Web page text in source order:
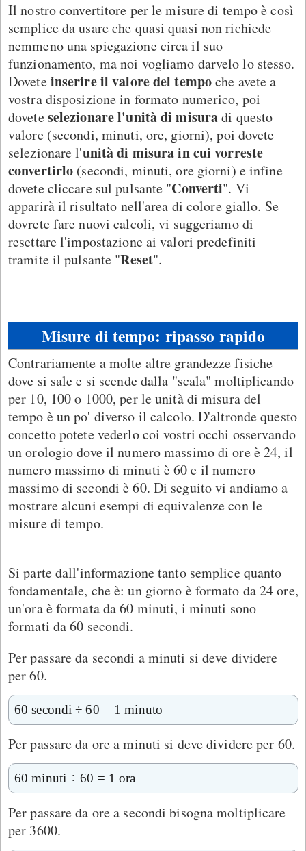
Il nostro convertitore per le misure di tempo è così
semplice da usare che quasi quasi non richiede
nemmeno una spiegazione circa il suo
funzionamento, ma noi vogliamo darvelo lo stesso.
Doveteinserire il valore del tempoche avete a
vostra disposizione in formato numerico, poi
doveteselezionare l'unità di misuradi questo
valore (secondi, minuti, ore, giorni), poi dovete
selezionare l'unità di misura in cui vorreste
convertirlo (secondi, minuti, ore giorni) e infine
dovete cliccare sul pulsante "Converti". Vi
apparirà il risultato nell'area di colore giallo. Se
dovrete fare nuovi calcoli, vi suggeriamo di
resettare l'impostazione ai valori predefiniti
tramite il pulsante "Reset".
Misure di tempo: ripasso rapido
Contrariamente a molte altre grandezze fisiche
dove si sale e si scende dalla "scala" moltiplicando
per 10, 100 o 1000, per le unità di misura del
tempo è un po' diverso il calcolo. D'altronde questo
concetto potete vederlo coi vostri occhi osservando
un orologio dove il numero massimo di ore è 24, il
numero massimo di minuti è 60 e il numero
massimo di secondi è 60. Di seguito vi andiamo a
mostrare alcuni esempi di equivalenze con le
misure di tempo.
Si parte dall'informazione tanto semplice quanto
fondamentale, che è: un giorno è formato da 24 ore,
un'ora è formata da 60 minuti, i minuti sono
formati da 60 secondi.
Per passare da secondi a minuti si deve dividere
per 60.
60 secondi ÷ 60 = 1 minuto
Per passare da ore a minuti si deve dividere per 60.
60 minuti ÷ 60 = 1 ora
Per passare da ore a secondi bisogna moltiplicare
per 3600.